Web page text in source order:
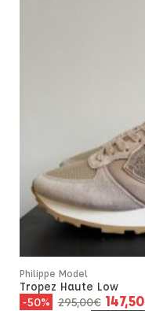
Philippe Model
Tropez Haute Low
-50% 295,00€ 147,50